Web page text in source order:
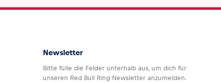
Newsletter
Bitte fülle die Felder unterhalb aus, um dich für
unseren Red Bull Ring Newsletter anzumelden.